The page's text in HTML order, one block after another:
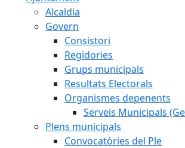
Alcaldia
Govern
Consistori
Regidories
Grups municipals
Resultats Electorals
Organismes depenents
Serveis Municipals
Plens municipals
Convocatòries del Ple